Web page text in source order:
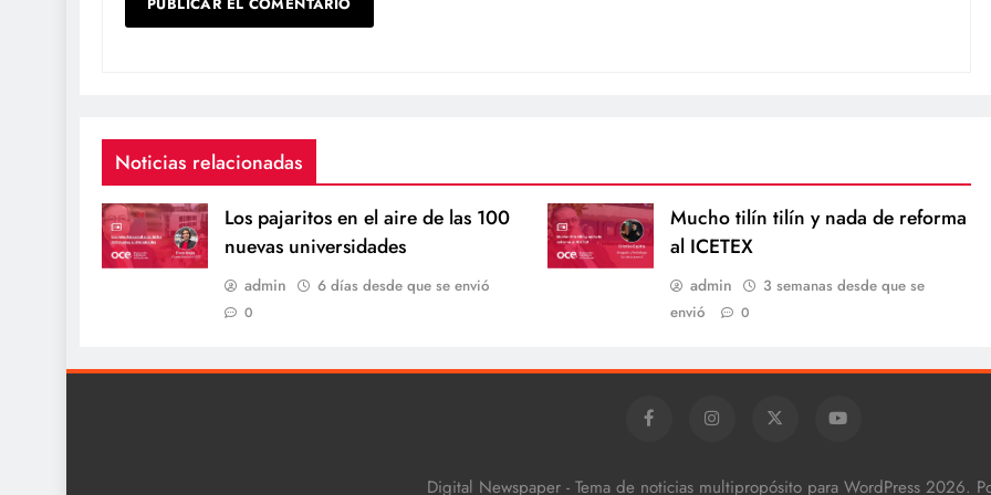
Noticias relacionadas
Los pajaritos en el aire de las 100
nuevas universidades
admin 6 días desde que se envió
0
Mucho tilín tilín y nada de reforma
al ICETEX
admin
3 semanas desde que se
envió
0
Digital Newspaper - Tema de noticias multipropósito para WordPress 2026.